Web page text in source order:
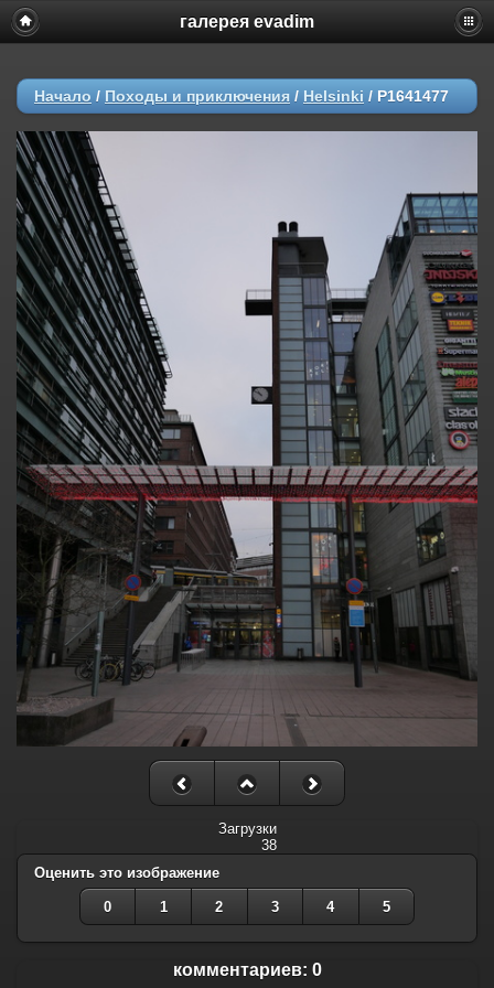
галерея evadim
Начало / Походы и приключения / Helsinki / P1641477
Загрузки
38
Оценить это изображение
0 1 2 3 4 5
комментариев: 0